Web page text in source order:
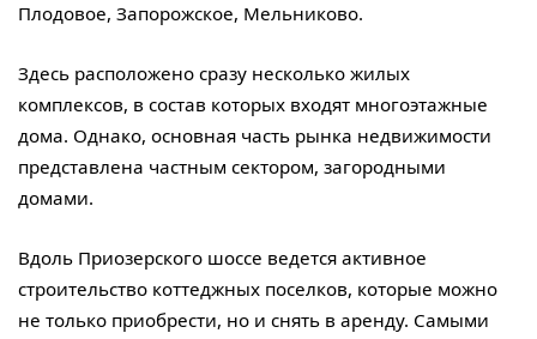
Плодовое, Запорожское, Мельниково.
Здесь расположено сразу несколько жилых
комплексов, в состав которых входят многоэтажные
дома. Однако, основная часть рынка недвижимости
представлена частным сектором, загородными
домами.
Вдоль Приозерского шоссе ведется активное
строительство коттеджных поселков, которые можно
не только приобрести, но и снять в аренду. Самыми